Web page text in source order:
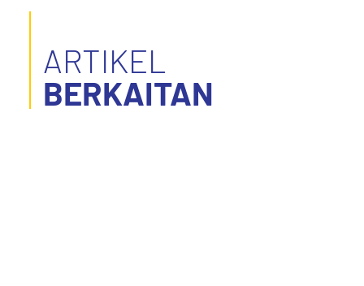
ARTIKEL
BERKAITAN